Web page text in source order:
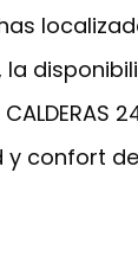
y confort